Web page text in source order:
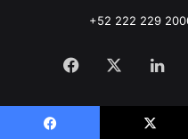
+52 222 229
Facebook